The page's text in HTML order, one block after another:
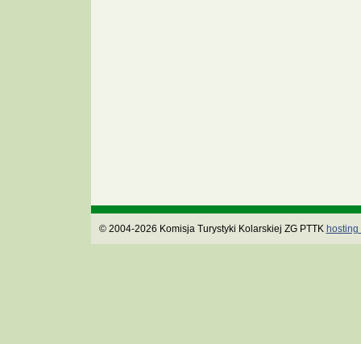
© 2004-2026 Komisja Turystyki Kolarskiej ZG PTTK hosting